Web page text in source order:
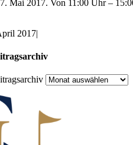
Mai 2017. Von 11:00 Uhr –
2017|